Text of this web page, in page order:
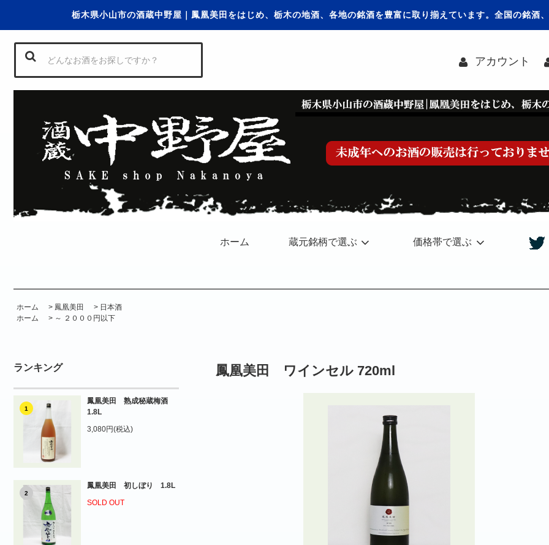
栃木県小山市の酒蔵中野屋｜鳳凰美田をはじめ、栃木の地酒、各地の銘酒を豊富に取り揃えています。全国の銘酒
アカウント
ホーム 蔵元銘柄で選ぶ 価格帯で選ぶ
ホーム > 鳳凰美田 > 日本酒
ホーム
> ～ ２０００円以下
ランキング
1
鳳凰美田 熟成秘蔵梅酒
1.8L
3,080円(税込)
2
鳳凰美田 初しぼり 1.8L
SOLD OUT
鳳凰美田 ワインセル 720ml